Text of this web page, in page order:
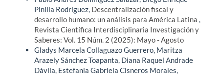
Pinilla Rodríguez, Descentralización fiscal y
desarrollo humano: un análisis para América Latina
Revista Científica Interdisciplinaria Investigación y
Saberes: Vol. 15 Núm. 2 (2025): Mayo - Agosto
Gladys Marcela Collaguazo Guerrero, Maritza
Arazely Sánchez Toapanta, Diana Raquel Andrade
Dávila, Estefania Gabriela Cisneros Morales,